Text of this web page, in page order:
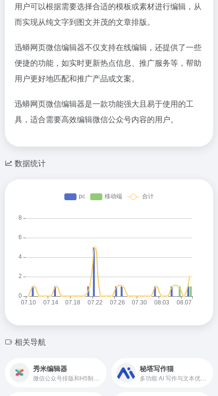
用户可以根据需要选择合适的模板或素材进行编辑，从
而实现从纯文字到图文并茂的文章排版。
迅蟒网页微信编辑器不仅支持在线编辑，还提供了一些
便捷的功能，如实时更新热点信息、推广服务等，帮助
用户更好地匹配和推广产品或文案。
迅蟒网页微信编辑器是一款功能强大且易于使用的工
具，适合需要高效编辑微信公众号内容的用户。
数据统计
相关导航
秀米编辑器 秘塔写作猫